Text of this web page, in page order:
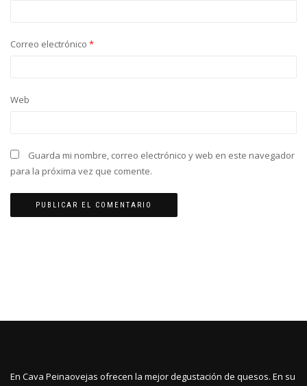
Correo electrónico *
Web
Guarda mi nombre, correo electrónico y web en este navegador
para la próxima vez que comente.
En Cava Peinaovejas ofrecen la mejor degustación de quesos. En su